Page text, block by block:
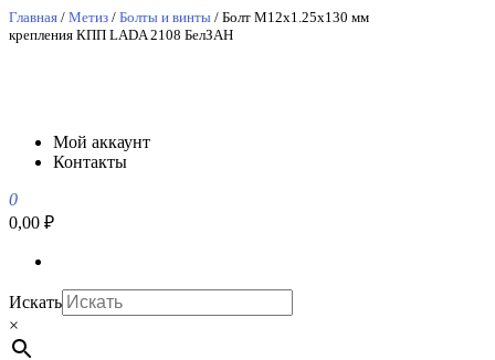
Перейти
к
Главная / Метиз / Болты и винты / Болт М12х1.25х130 мм
крепления КПП LADA 2108 БелЗАН
АвтоСпецЮг
АвтоСпецЮг автозапчасти оптом и в розницу
Мой аккаунт
Контакты
0
0,00 ₽
Искать
×